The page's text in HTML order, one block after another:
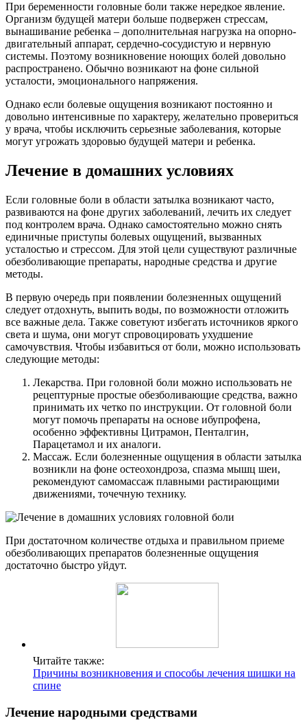
При беременности головные боли также нередкое явление.
Организм будущей матери больше подвержен стрессам,
вынашивание ребенка – дополнительная нагрузка на опорно-
двигательный аппарат, сердечно-сосудистую и нервную
системы. Поэтому возникновение ноющих болей довольно
распространено. Обычно возникают на фоне сильной
усталости, эмоционального напряжения.
Однако если болевые ощущения возникают постоянно и
довольно интенсивные по характеру, желательно провериться
у врача, чтобы исключить серьезные заболевания, которые
могут угрожать здоровью будущей матери и ребенка.
Лечение в домашних условиях
Если головные боли в области затылка возникают часто,
развиваются на фоне других заболеваний, лечить их следует
под контролем врача. Однако самостоятельно можно снять
единичные приступы болевых ощущений, вызванных
усталостью и стрессом. Для этой цели существуют различные
обезболивающие препараты, народные средства и другие
методы.
В первую очередь при появлении болезненных ощущений
следует отдохнуть, выпить воды, по возможности отложить
все важные дела. Также советуют избегать источников яркого
света и шума, они могут спровоцировать ухудшение
самочувствия. Чтобы избавиться от боли, можно использовать
следующие методы:
Лекарства. При головной боли можно использовать не
рецептурные простые обезболивающие средства, важно
принимать их четко по инструкции. От головной боли
могут помочь препараты на основе ибупрофена,
особенно эффективны Цитрамон, Пенталгин,
Парацетамол и их аналоги.
Массаж. Если болезненные ощущения в области затылка
возникли на фоне остеохондроза, спазма мышц шеи,
рекомендуют самомассаж плавными растирающими
движениями, точечную технику.
При достаточном количестве отдыха и правильном приеме
обезболивающих препаратов болезненные ощущения
достаточно быстро уйдут.
Читайте также:
Причины возникновения и способы лечения шишки на
спине
Лечение народными средствами